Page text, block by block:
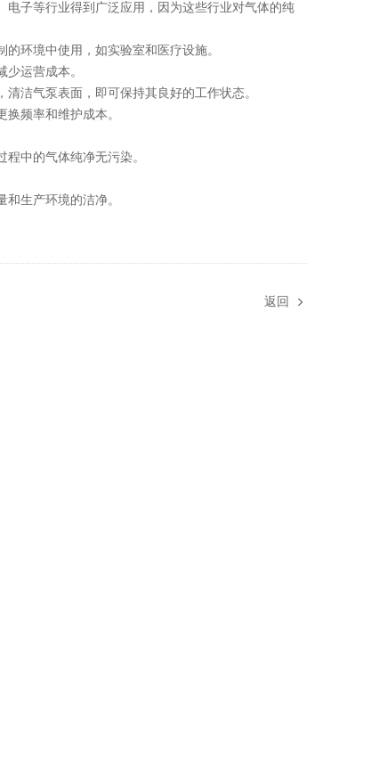
子等行业得到广泛应用，因为这些行业对气体的纯
环境中使用，如实验室和医疗设施。
运营成本。
洁气泵表面，即可保持其良好的工作状态。
频率和维护成本。
中的气体纯净无污染。
生产环境的洁净。
返回